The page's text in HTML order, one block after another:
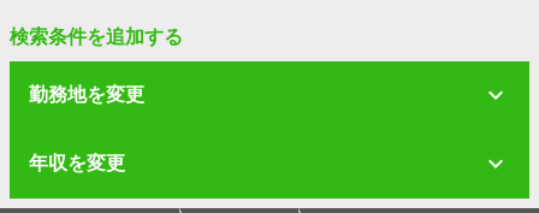
検索条件を追加する
勤務地を変更
年収を変更